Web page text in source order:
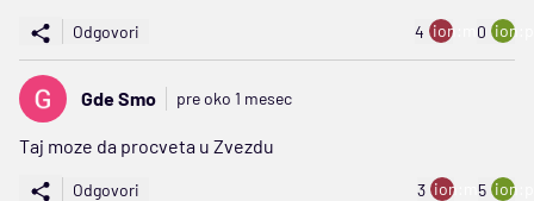
Odgovori 4 ion:minus
0
Gde Smo pre oko 1 mesec
Taj moze da procveta u Zvezdu
Odgovori 3 ion:minus
5